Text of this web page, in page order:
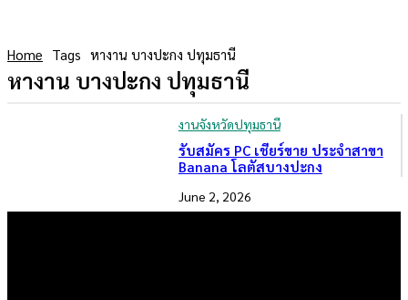
Home Tags หางาน บางปะกง ปทุมธานี
หางาน บางปะกง ปทุมธานี
งานจังหวัดปทุมธานี
รับสมัคร PC เชียร์ขาย ประจำสาขา
Banana โลตัสบางปะกง
June 2, 2026